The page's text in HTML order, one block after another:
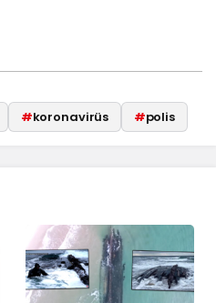
#koronavirüs #polis